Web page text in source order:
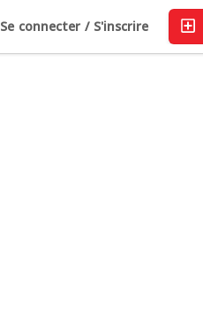
Se connecter / S'inscrire
Sauvegardé 0